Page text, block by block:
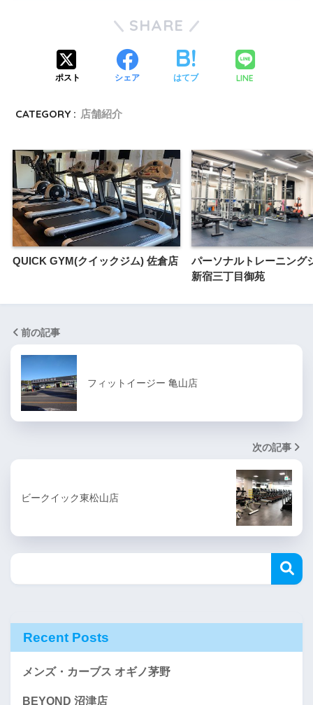
SHARE
ポスト シェア はてブ LINE
CATEGORY : 店舗紹介
QUICK GYM(クイックジム) 佐倉店
パーソナルトレーニング
新宿三丁目御苑
前の記事
フィットイージー 亀山店
次の記事
ビークイック東松山店
Recent Posts
メンズ・カーブス オギノ茅野
BEYOND 沼津店